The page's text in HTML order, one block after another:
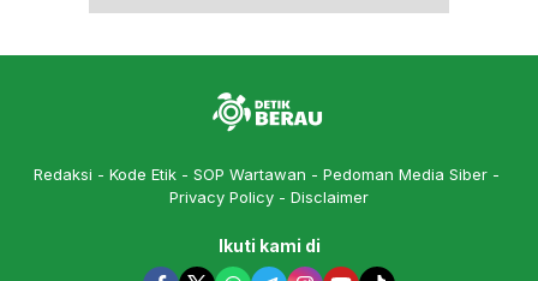
Redaksi Kode Etik SOP Wartawan
Pedoman Media Siber
Privacy Policy
Disclaimer
Ikuti kami di